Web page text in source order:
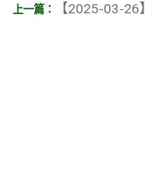
【2025-03-26】